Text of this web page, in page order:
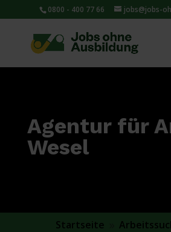
0800 - 400 77 66 jobs@jobs-
Agentur für
Wesel
Startseite